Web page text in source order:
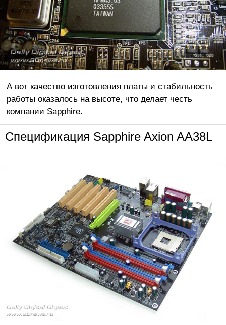
А вот качество изготовления платы и стабильность
работы оказалось на высоте, что делает честь
компании Sapphire.
Спецификация Sapphire Axion AA38L